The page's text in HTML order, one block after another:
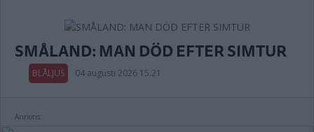
SMÅLAND: MAN DÖD EFTER SIMTUR
BLÅLJUS 04 augusti 2026 15.21
Annons: